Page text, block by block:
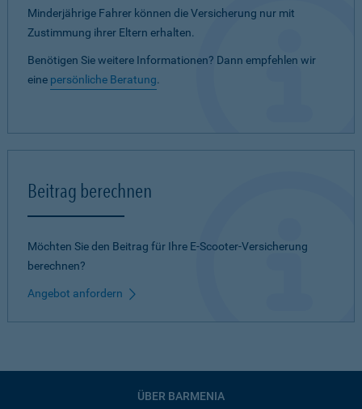
Minderjährige Fahrer können die Versicherung nur mit
Zustimmung ihrer Eltern erhalten.
Benötigen Sie weitere Informationen? Dann empfehlen wir
eine persönliche Beratung.
Beitrag berechnen
Möchten Sie den Beitrag für Ihre E-Scooter-Versicherung
berechnen?
Angebot anfordern
ÜBER BARMENIA